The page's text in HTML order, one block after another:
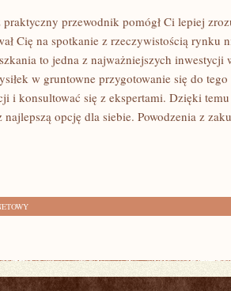
praktyczny przewodnik pomógł Ci‌ lepiej
Cię ​na spotkanie z rzeczywistością rynku
to jedna z najważniejszych inwestycji
w gruntowne przygotowanie ‍się do
i konsultować⁣ się z ekspertami. Dzięki temu
najlepszą opcję dla​ siebie. Powodzenia z